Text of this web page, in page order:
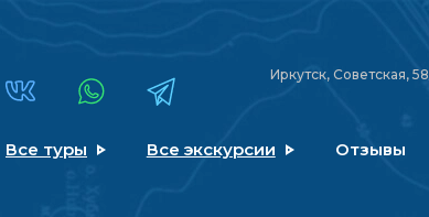
Иркутск, Советская,
Все туры Все экскурсии Отзывы